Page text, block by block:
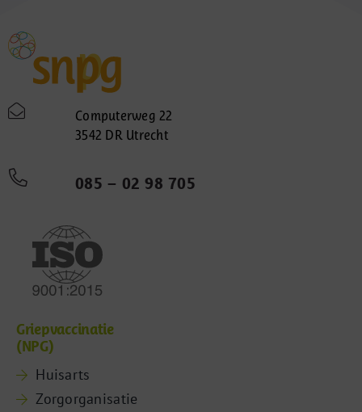
Computerweg 22
3542 DR Utrecht
085 – 02 98 705
Griepvaccinatie
(NPG)
Huisarts
Zorgorganisatie